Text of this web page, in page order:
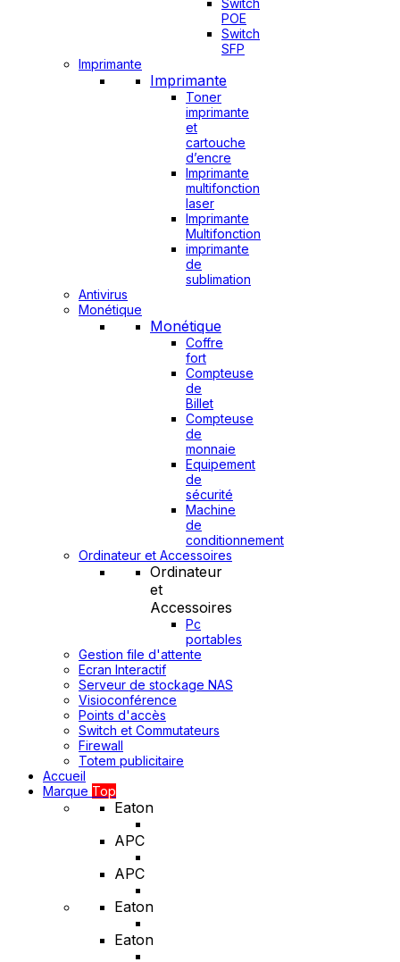
Switch
POE
Switch
SFP
Imprimante
Imprimante
Toner
imprimante
et
cartouche
d’encre
Imprimante
multifonction
laser
Imprimante
Multifonction
imprimante
de
sublimation
Antivirus
Monétique
Monétique
Coffre
fort
Compteuse
de
Billet
Compteuse
de
monnaie
Equipement
de
sécurité
Machine
de
conditionnement
Ordinateur et Accessoires
Ordinateur
et
Accessoires
Pc
portables
Gestion file d'attente
Ecran Interactif
Serveur de stockage NAS
Visioconférence
Points d'accès
Switch et Commutateurs
Firewall
Totem publicitaire
Accueil
Marque Top
Eaton
APC
APC
Eaton
Eaton